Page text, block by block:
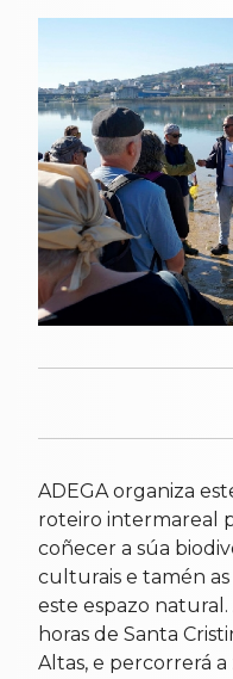
ADEGA organiza
roteiro intermareal
coñecer a súa
culturais e tamén
este espazo natural.
horas de Santa
Altas, e percorrerá a